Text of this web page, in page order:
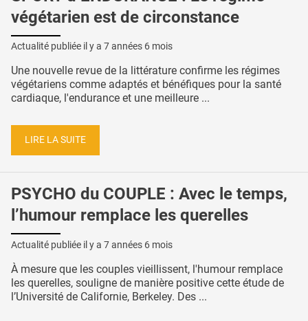
végétarien est de circonstance
Actualité publiée il y a 7 années 6 mois
Une nouvelle revue de la littérature confirme les régimes
végétariens comme adaptés et bénéfiques pour la santé
cardiaque, l'endurance et une meilleure ...
LIRE LA SUITE
PSYCHO du COUPLE : Avec le temps,
l’humour remplace les querelles
Actualité publiée il y a 7 années 6 mois
À mesure que les couples vieillissent, l'humour remplace
les querelles, souligne de manière positive cette étude de
l’Université de Californie, Berkeley. Des ...